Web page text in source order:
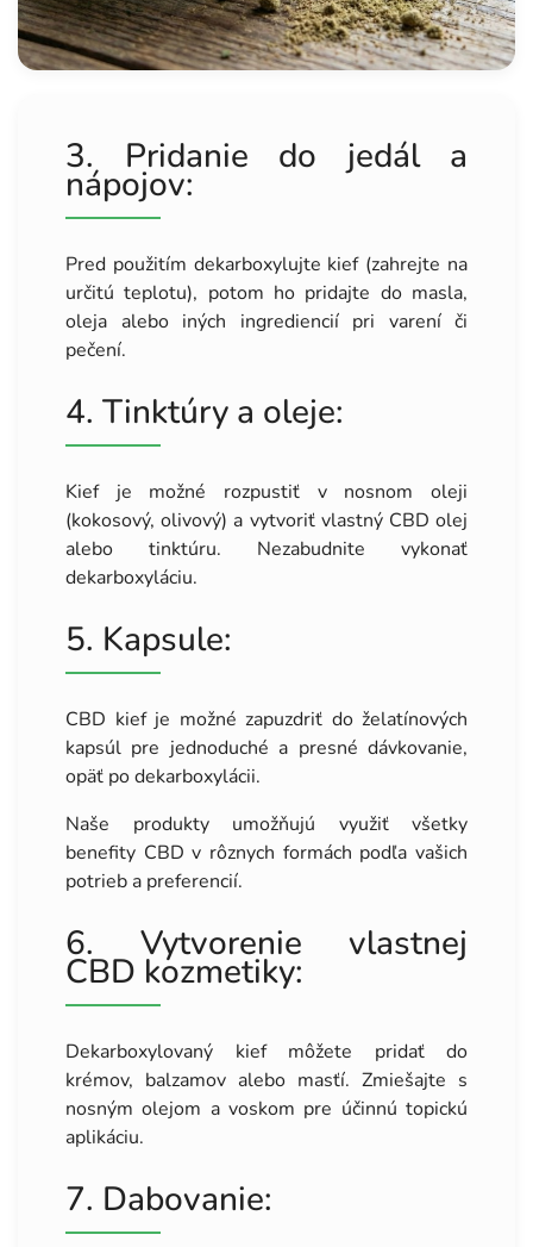
3. Pridanie do jedál a
nápojov:
Pred použitím dekarboxylujte kief (zahrejte na
určitú teplotu), potom ho pridajte do masla,
oleja alebo iných ingrediencií pri varení či
pečení.
4. Tinktúry a oleje:
Kief je možné rozpustiť v nosnom oleji
(kokosový, olivový) a vytvoriť vlastný CBD olej
alebo tinktúru. Nezabudnite vykonať
dekarboxyláciu.
5. Kapsule:
CBD kief je možné zapuzdriť do želatínových
kapsúl pre jednoduché a presné dávkovanie,
opäť po dekarboxylácii.
Naše produkty umožňujú využiť všetky
benefity CBD v rôznych formách podľa vašich
potrieb a preferencií.
6. Vytvorenie vlastnej
CBD kozmetiky:
Dekarboxylovaný kief môžete pridať do
krémov, balzamov alebo masťí. Zmiešajte s
nosným olejom a voskom pre účinnú topickú
aplikáciu.
7. Dabovanie: